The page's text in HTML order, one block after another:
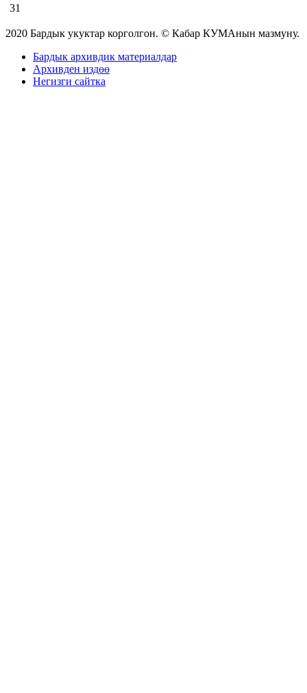
31
2020 Бардык укуктар корголгон. © Кабар КУМАнын мазмуну.
Бардык архивдик материалдар
Архивден издөө
Негизги сайтка